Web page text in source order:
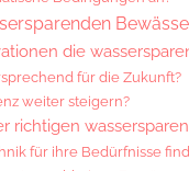
die
für die Zukunft?
weiter steigern?
richtigen
für ihre Bedürfnisse